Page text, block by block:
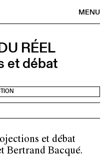
MENU
RÉEL
et débat
et débat
Bertrand Bacqué.